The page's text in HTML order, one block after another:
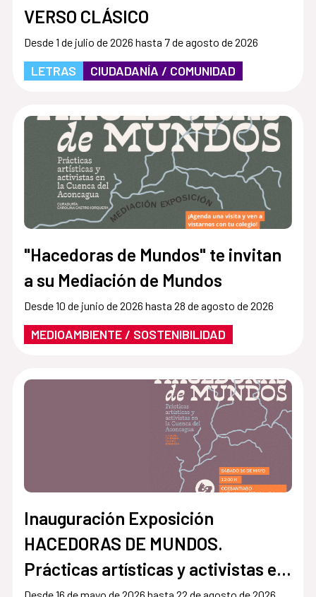
VERSO CLÁSICO
Desde 1 de julio de 2026 hasta 7 de agosto de 2026
LETRAS CIUDADANÍA / COMUNIDAD
"Hacedoras de Mundos" te invitan
a su Mediación de Mundos
Desde 10 de junio de 2026 hasta 28 de agosto de 2026
MEDIOAMBIENTE / SOSTENIBILIDAD
Inauguración Exposición
HACEDORAS DE MUNDOS.
Prácticas artísticas y activistas en
Desde 16 de mayo de 2026 hasta 22 de agosto de 2026